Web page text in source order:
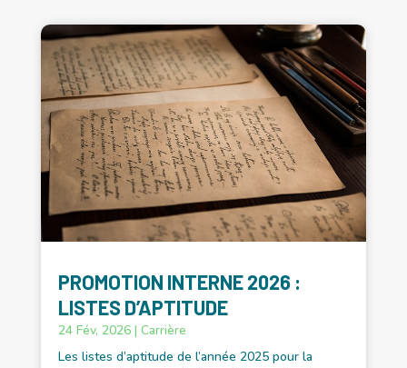
PROMOTION INTERNE 2026 :
LISTES D’APTITUDE
24 Fév, 2026| Carrière
Les listes d’aptitude de l’année 2025 pour la